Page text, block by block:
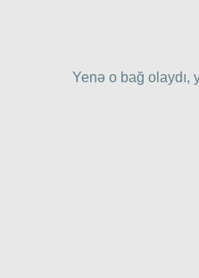
Yenə o bağ